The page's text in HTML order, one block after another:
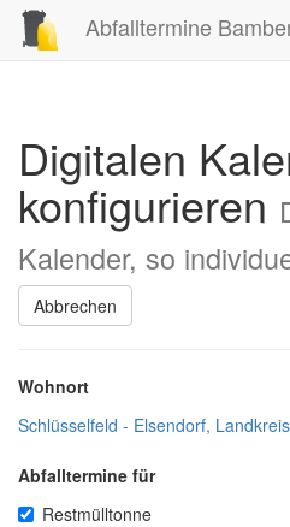
Abfalltermine
Digitalen
konfigurieren
Kalender, so
Abbrechen
Wohnort
Schlüsselfeld - Elsendorf,
Abfalltermine für
Restmülltonne